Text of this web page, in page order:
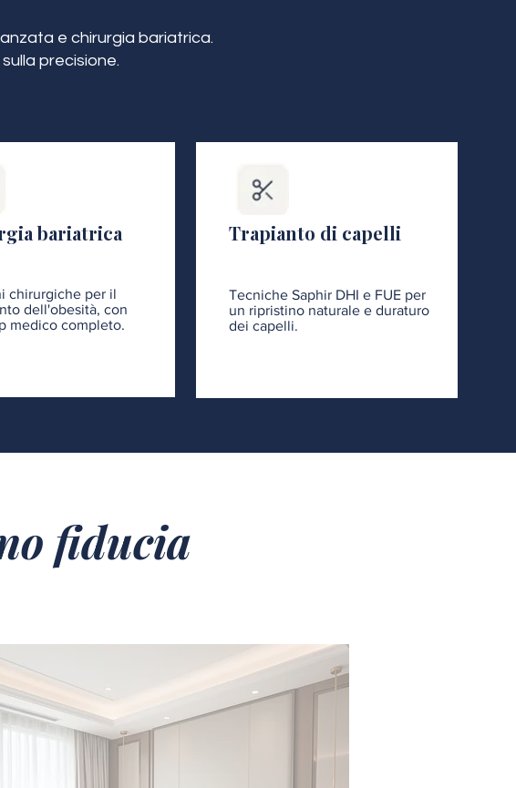
e chirurgia bariatrica.
precisione.
bariatrica
chirurgiche per il
dell'obesità, con
medico completo.
Trapianto di capelli
Tecniche Saphir DHI e FUE per
un ripristino naturale e duraturo
dei capelli.
fiducia